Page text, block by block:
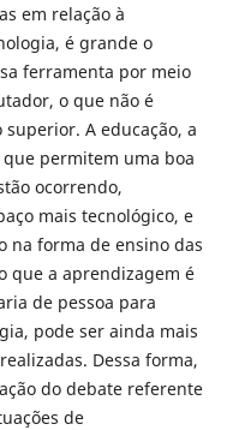
em relação à
é grande o
ferramenta por meio
o que não é
A educação, a
permitem uma boa
ocorrendo,
mais tecnológico, e
na forma de ensino das
que a aprendizagem é
de pessoa para
pode ser ainda mais
Dessa forma,
do debate referente
de